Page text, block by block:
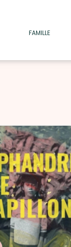
FAMILLE